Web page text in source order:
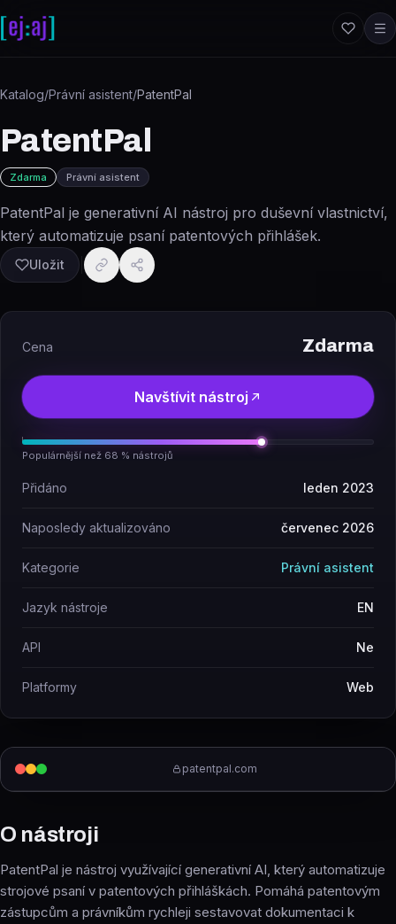
Katalog/Právní asistent/PatentPal
PatentPal
Zdarma Právní asistent
PatentPal je generativní AI nástroj pro duševní vlastnictví,
který automatizuje psaní patentových přihlášek.
Uložit
patentpal.com
O nástroji
PatentPal je nástroj využívající generativní AI, který automatizuje
strojové psaní v patentových přihláškách. Pomáhá patentovým
zástupcům a právníkům rychleji sestavovat dokumentaci k
Cena Zdarma
Navštívit nástroj
Populárnější než 68 % nástrojů
Přidáno leden 2023
Naposledy aktualizováno červenec 2026
Kategorie Právní asistent
Jazyk nástroje EN
API Ne
Platformy Web